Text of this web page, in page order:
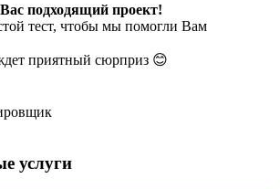
подходящий проект!
тест, чтобы мы помогли Вам
приятный сюрприз 😊
услуги